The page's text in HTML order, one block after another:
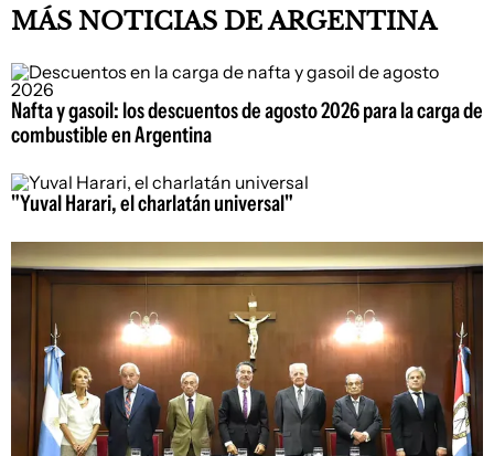
MÁS NOTICIAS DE ARGENTINA
Nafta y gasoil: los descuentos de agosto 2026 para la carga de
combustible en Argentina
"Yuval Harari, el charlatán universal"